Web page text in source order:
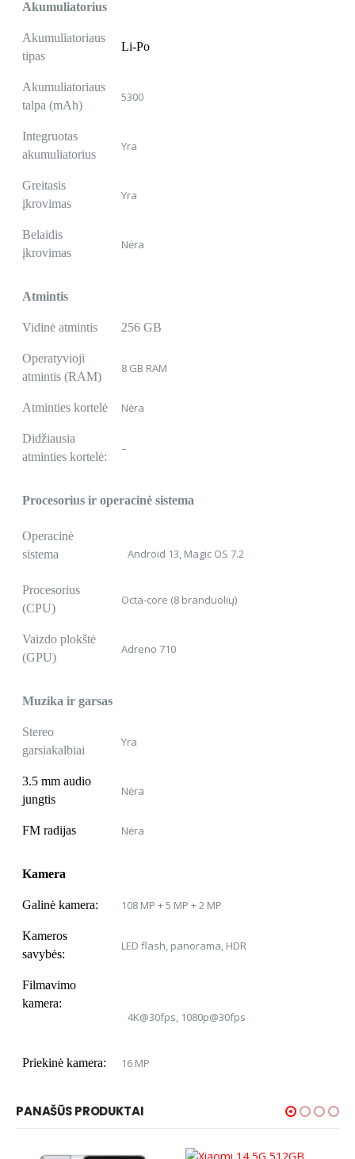
Akumuliatorius
Akumuliatoriaus
tipas
Li-Po
Akumuliatoriaus
talpa (mAh)
5300
Integruotas
akumuliatorius
Yra
Greitasis
įkrovimas
Yra
Belaidis
įkrovimas
Nėra
Atmintis
Vidinė atmintis 256 GB
Operatyvioji
atmintis (RAM)
8 GB RAM
Atminties kortelė Nėra
Didžiausia
atminties kortelė:
–
Procesorius ir operacinė sistema
Operacinė
sistema
Android 13, Magic OS 7.2
Procesorius
(CPU)
Octa-core (8 branduolių)
Vaizdo plokštė
(GPU)
Adreno 710
Muzika ir garsas
Stereo
garsiakalbiai
Yra
3.5 mm audio
jungtis
Nėra
FM radijas Nėra
Kamera
Galinė kamera: 108 MP + 5 MP + 2 MP
Kameros
savybės:
LED flash, panorama, HDR
Filmavimo
kamera:
4K@30fps, 1080p@30fps
Priekinė kamera: 16 MP
PANAŠŪS PRODUKTAI